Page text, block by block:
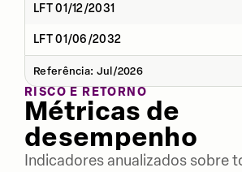
LFT 01/12/2031
LFT 01/06/2032
Referência: Jul/2026
RISCO E RETORNO
Métricas de
desempenho
Indicadores anualizados sobre